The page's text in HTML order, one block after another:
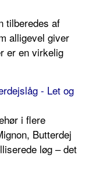
tilberedes af
alligevel giver
er en virkelig
- Let og
i flere
Butterdej
løg – det